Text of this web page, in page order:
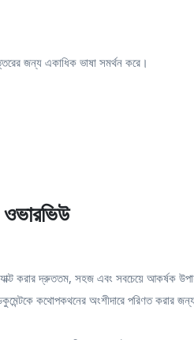
জন্য একাধিক ভাষা সমর্থন করে।
ওভারভিউ
করার দ্রুততম, সহজ এবং সবচেয়ে আকর্ষক
কথোপকথনের অংশীদারে পরিণত করার